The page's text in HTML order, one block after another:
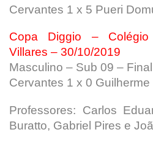
Cervantes 1 x 5 Pueri
Copa Diggio – Colégio
Villares – 30/10/2019
Masculino – Sub 09 – Final
Cervantes 1 x 0
Professores: Carlos
Buratto, Gabriel Pires e